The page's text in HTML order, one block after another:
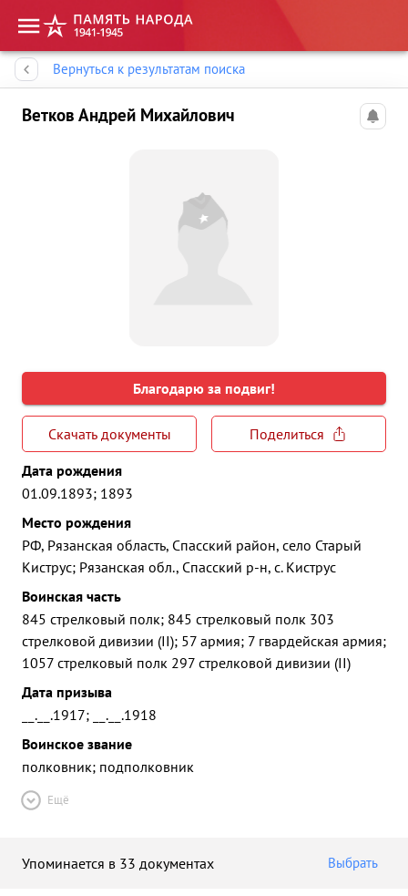
Вернуться к результатам поиска
Ветков Андрей Михайлович
Благодарю за подвиг!
Скачать документы
Поделиться
Дата рождения
01.09.1893; 1893
Место рождения
РФ, Рязанская область, Спасский район, село Старый
Киструс; Рязанская обл., Спасский р-н, с. Киструс
Воинская часть
845 стрелковый полк; 845 стрелковый полк 303
стрелковой дивизии (II); 57 армия; 7 гвардейская армия;
1057 стрелковый полк 297 стрелковой дивизии (II)
Дата призыва
__.__.1917; __.__.1918
Воинское звание
полковник; подполковник
Ещё
Упоминается в 33 документах Выбрать
Память народа